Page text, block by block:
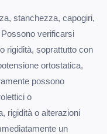
stanchezza, capogiri,
verificarsi
rigidità, soprattutto con
ortostatica,
possono
o
rigidità o alterazioni
un